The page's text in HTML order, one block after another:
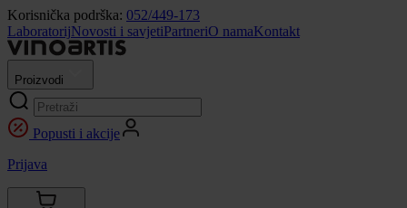
Korisnička podrška: 052/449-173
LaboratorijNovosti i savjetiPartneriO namaKontakt
Proizvodi
Popusti i akcije
Prijava